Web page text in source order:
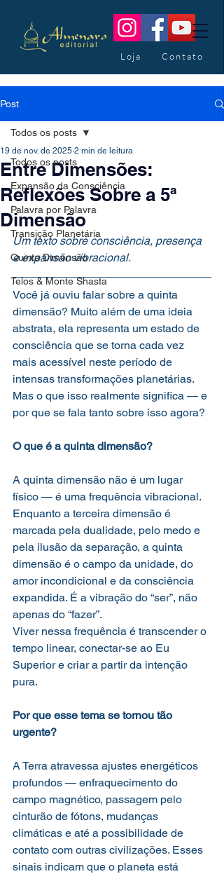
Loja Contato
Post
Todos os posts
Expansão da Consciência
Palavra por Palavra
Transição Planetária
Quinta Dimensão
Telos & Monte Shasta
Todos os posts
Entre Dimensões:
Reflexões Sobre a 5ª
Dimensão
19 de nov. de 2025 2 min de leitura
Um texto sobre consciência, presença
e expansão vibracional.
Você já ouviu falar sobre a quinta
dimensão? Muito além de uma ideia
abstrata, ela representa um estado de
consciência que se torna cada vez
mais acessível neste período de
intensas transformações planetárias.
Mas o que isso realmente significa — e
por que se fala tanto sobre isso agora?
O que é a quinta dimensão?
A quinta dimensão não é um lugar
físico — é uma frequência vibracional.
Enquanto a terceira dimensão é
marcada pela dualidade, pelo medo e
pela ilusão da separação, a quinta
dimensão é o campo da unidade, do
amor incondicional e da consciência
expandida. É a vibração do “ser”, não
apenas do “fazer”.
Viver nessa frequência é transcender o
tempo linear, conectar-se ao Eu
Superior e criar a partir da intenção
pura.
Por que esse tema se tornou tão
urgente?
A Terra atravessa ajustes energéticos
profundos — enfraquecimento do
campo magnético, passagem pelo
cinturão de fótons, mudanças
climáticas e até a possibilidade de
contato com outras civilizações. Esses
sinais indicam que o planeta está